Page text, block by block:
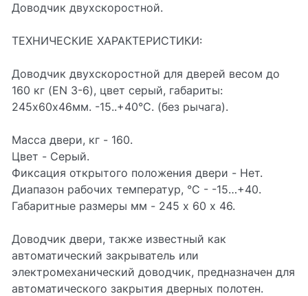
Доводчик двухскоростной.
ТЕХНИЧЕСКИЕ ХАРАКТЕРИСТИКИ:
Доводчик двухскоростной для дверей весом до
160 кг (EN 3-6), цвет серый, габариты:
245х60х46мм. -15..+40°С. (без рычага).
Масса двери, кг - 160.
Цвет - Серый.
Фиксация открытого положения двери - Нет.
Диапазон рабочих температур, °С - -15…+40.
Габаритные размеры мм - 245 х 60 х 46.
Доводчик двери, также известный как
автоматический закрыватель или
электромеханический доводчик, предназначен для
автоматического закрытия дверных полотен.